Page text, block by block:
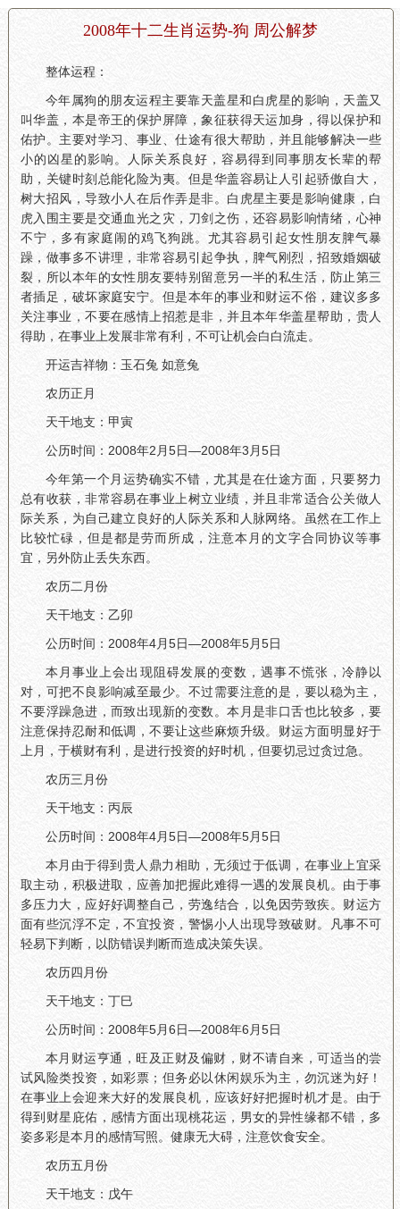
2008年十二生肖运势-狗 周公解梦
整体运程：
今年属狗的朋友运程主要靠天盖星和白虎星的影响，天盖又
叫华盖，本是帝王的保护屏障，象征获得天运加身，得以保护和
佑护。主要对学习、事业、仕途有很大帮助，并且能够解决一些
小的凶星的影响。人际关系良好，容易得到同事朋友长辈的帮
助，关键时刻总能化险为夷。但是华盖容易让人引起骄傲自大，
树大招风，导致小人在后作弄是非。白虎星主要是影响健康，白
虎入围主要是交通血光之灾，刀剑之伤，还容易影响情绪，心神
不宁，多有家庭闹的鸡飞狗跳。尤其容易引起女性朋友脾气暴
躁，做事多不讲理，非常容易引起争执，脾气刚烈，招致婚姻破
裂，所以本年的女性朋友要特别留意另一半的私生活，防止第三
者插足，破坏家庭安宁。但是本年的事业和财运不俗，建议多多
关注事业，不要在感情上招惹是非，并且本年华盖星帮助，贵人
得助，在事业上发展非常有利，不可让机会白白流走。
开运吉祥物：玉石兔 如意兔
农历正月
天干地支：甲寅
公历时间：2008年2月5日—2008年3月5日
今年第一个月运势确实不错，尤其是在仕途方面，只要努力
总有收获，非常容易在事业上树立业绩，并且非常适合公关做人
际关系，为自己建立良好的人际关系和人脉网络。虽然在工作上
比较忙碌，但是都是劳而所成，注意本月的文字合同协议等事
宜，另外防止丢失东西。
农历二月份
天干地支：乙卯
公历时间：2008年4月5日—2008年5月5日
本月事业上会出现阻碍发展的变数，遇事不慌张，冷静以
对，可把不良影响减至最少。不过需要注意的是，要以稳为主，
不要浮躁急进，而致出现新的变数。本月是非口舌也比较多，要
注意保持忍耐和低调，不要让这些麻烦升级。财运方面明显好于
上月，于横财有利，是进行投资的好时机，但要切忌过贪过急。
农历三月份
天干地支：丙辰
公历时间：2008年4月5日—2008年5月5日
本月由于得到贵人鼎力相助，无须过于低调，在事业上宜采
取主动，积极进取，应善加把握此难得一遇的发展良机。由于事
多压力大，应好好调整自己，劳逸结合，以免因劳致疾。财运方
面有些沉浮不定，不宜投资，警惕小人出现导致破财。凡事不可
轻易下判断，以防错误判断而造成决策失误。
农历四月份
天干地支：丁巳
公历时间：2008年5月6日—2008年6月5日
本月财运亨通，旺及正财及偏财，财不请自来，可适当的尝
试风险类投资，如彩票；但务必以休闲娱乐为主，勿沉迷为好！
在事业上会迎来大好的发展良机，应该好好把握时机才是。由于
得到财星庇佑，感情方面出现桃花运，男女的异性缘都不错，多
姿多彩是本月的感情写照。健康无大碍，注意饮食安全。
农历五月份
天干地支：戊午